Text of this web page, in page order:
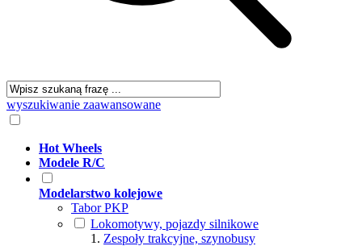
wyszukiwanie zaawansowane
Hot Wheels
Modele R/C
Modelarstwo kolejowe
Tabor PKP
Lokomotywy, pojazdy silnikowe
Zespoły trakcyjne, szynobusy